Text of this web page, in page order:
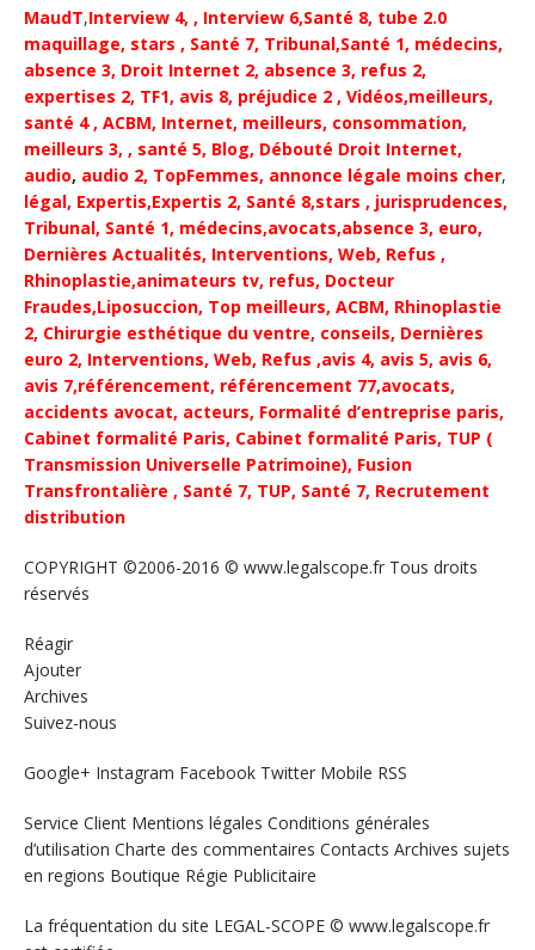
MaudT,Interview 4, , Interview 6,Santé 8, tube 2.0
maquillage, stars , Santé 7, Tribunal,Santé 1, médecins,
absence 3, Droit Internet 2, absence 3, refus 2,
expertises 2, TF1, avis 8, préjudice 2 , Vidéos,meilleurs,
santé 4, ACBM, Internet, meilleurs, consommation,
meilleurs 3, , santé 5, Blog, Débouté Droit Internet,
audio, audio 2, TopFemmes, annonce légale moins cher,
légal, Expertis,Expertis 2, Santé 8,stars , jurisprudences,
Tribunal, Santé 1, médecins,avocats,absence 3, euro,
Dernières Actualités, Interventions, Web, Refus ,
Rhinoplastie,animateurs tv, refus, Docteur
Fraudes,Liposuccion, Top meilleurs, ACBM, Rhinoplastie
2, Chirurgie esthétique du ventre, conseils, Dernières
euro 2, Interventions, Web, Refus ,avis 4, avis 5, avis 6,
avis 7,référencement, référencement 77,avocats,
accidents avocat, acteurs, Formalité d’entreprise paris,
Cabinet formalité Paris, Cabinet formalité Paris, TUP (
Transmission Universelle Patrimoine), Fusion
Transfrontalière , Santé 7, TUP, Santé 7, Recrutement
distribution
COPYRIGHT ©2006-2016 © www.legalscope.fr Tous droits
réservés
Réagir
Ajouter
Archives
Suivez-nous
Google+ Instagram Facebook Twitter Mobile RSS
Service Client Mentions légales Conditions générales
d’utilisation Charte des commentaires Contacts Archives sujets
en regions Boutique Régie Publicitaire
La fréquentation du site LEGAL-SCOPE © www.legalscope.fr